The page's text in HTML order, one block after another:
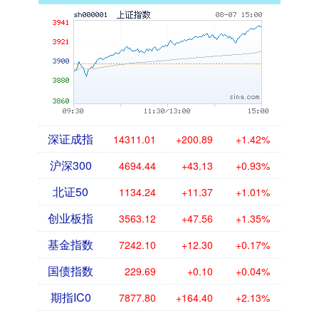
深证成指 14311.01 +200.89 +1.42%
沪深300 4694.44 +43.13 +0.93%
北证50 1134.24 +11.37 +1.01%
创业板指 3563.12 +47.56 +1.35%
基金指数 7242.10 +12.30 +0.17%
国债指数 229.69 +0.10 +0.04%
期指IC0 7877.80 +164.40 +2.13%